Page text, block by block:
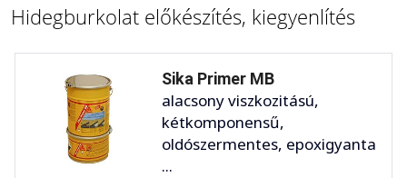
Hidegburkolat előkészítés, kiegyenlítés
Sika Primer MB
alacsony viszkozitású,
kétkomponensű,
oldószermentes, epoxigyanta
...